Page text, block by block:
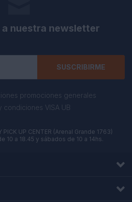
nuestra newsletter
SUSCRIBIRME
promociones generales
condiciones VISA UB
PICK UP CENTER (Arenal Grande 1763)
10 a 18.45 y sábados de 10 a 14hs.